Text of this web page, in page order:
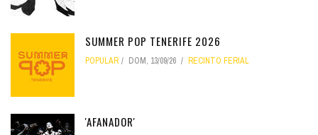
SUMMER POP TENERIFE 2026
POPULAR DOM, 13/09/26 RECINTO FERIAL
'AFANADOR'